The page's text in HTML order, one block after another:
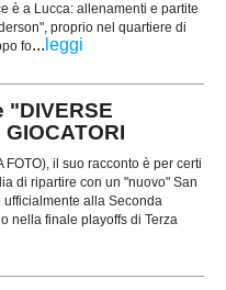
è a Lucca: allenamenti e partite
proprio nel quartiere di
fo... leggi
"DIVERSE
il suo racconto è per certi
di ripartire con un "nuovo" San
alla Seconda
nella finale playoffs di Terza